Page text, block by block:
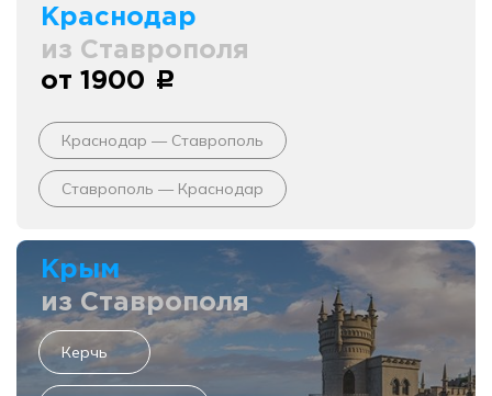
Краснодар
из Ставрополя
от 1900 c
Краснодар — Ставрополь
Ставрополь — Краснодар
Крым
из Ставрополя
Керчь